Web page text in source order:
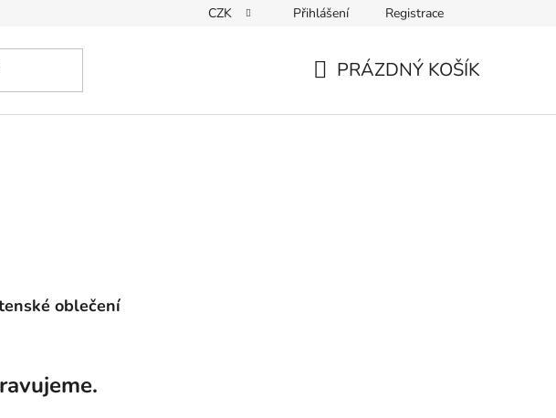
Podmínky ochrany osobních údajů
CZK Přihlášení Registrace
PRÁZDNÝ KOŠÍK
oblečení